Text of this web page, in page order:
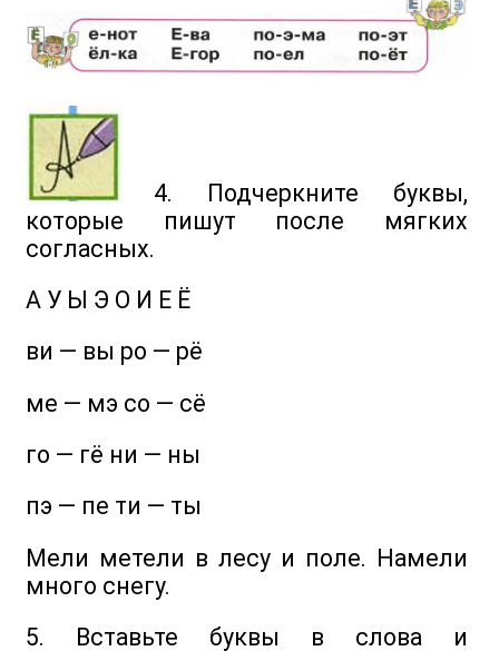
4. Подчеркните буквы,
которые пишут после мягких
согласных.
А У Ы Э О И Е Ё
ви — вы ро — рё
ме — мэ со — сё
го — гё ни — ны
пэ — пе ти — ты
Мели метели в лесу и поле. Намели
много снегу.
5. Вставьте буквы в слова и